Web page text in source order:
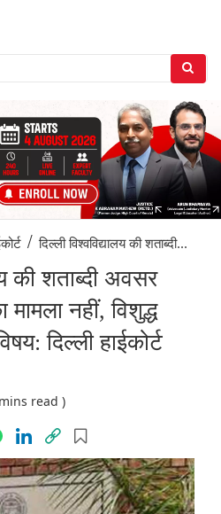
/ दिल्ली विश्वविद्यालय की शताब्दी...
की शताब्दी अवसर
मामला नहीं, विशुद्ध
दिल्ली हाईकोर्ट
read )